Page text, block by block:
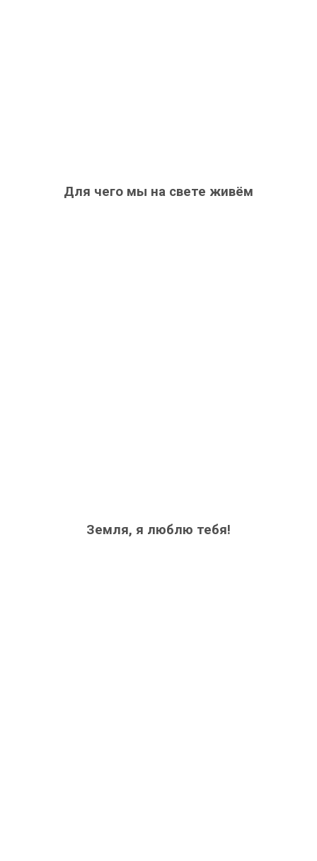
Для чего мы на свете живём
Земля, я люблю тебя!